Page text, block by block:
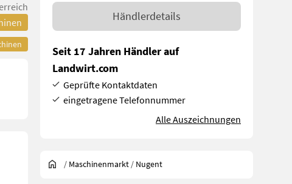
Händlerdetails
Seit 17 Jahren Händler auf
Landwirt.com
Geprüfte Kontaktdaten
eingetragene Telefonnummer
Alle Auszeichnungen
/ Maschinenmarkt / Nugent